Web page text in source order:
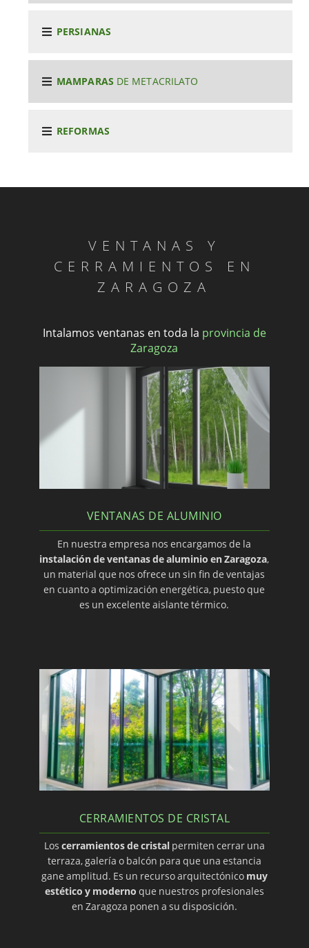
PERSIANAS
MAMPARAS DE METACRILATO
REFORMAS
VENTANAS Y
CERRAMIENTOS EN
ZARAGOZA
Intalamos ventanas en toda la provincia de
Zaragoza
VENTANAS DE ALUMINIO
En nuestra empresa nos encargamos de la
instalación de ventanas de aluminio en Zaragoza,
un material que nos ofrece un sin fin de ventajas
en cuanto a optimización energética, puesto que
es un excelente aislante térmico.
CERRAMIENTOS DE CRISTAL
Los cerramientos de cristalpermiten cerrar una
terraza, galería o balcón para que una estancia
gane amplitud. Es un recurso arquitectónico muy
estético y moderno que nuestros profesionales
en Zaragoza ponen a su disposición.